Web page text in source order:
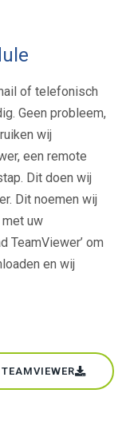
of telefonisch
Geen probleem,
wij
een remote
Dit doen wij
Dit noemen wij
met uw
TeamViewer’ om
en wij